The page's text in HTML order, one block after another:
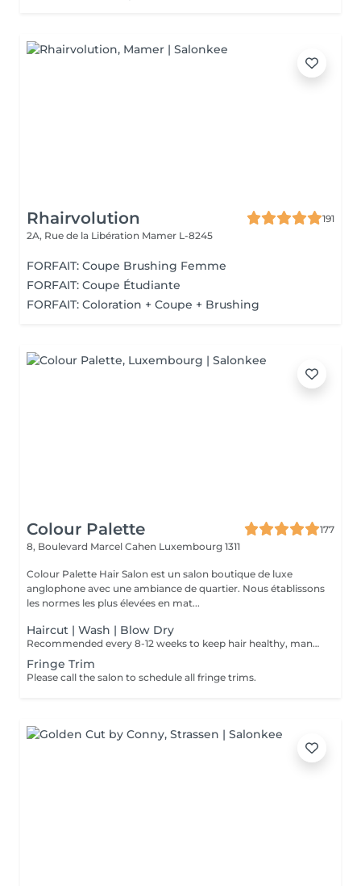
Rhairvolution
191
2A, Rue de la Libération Mamer L-8245
FORFAIT: Coupe Brushing Femme
FORFAIT: Coupe Étudiante
FORFAIT: Coloration + Coupe + Brushing
Colour Palette
177
8, Boulevard Marcel Cahen Luxembourg 1311
Colour Palette Hair Salon est un salon boutique de luxe
anglophone avec une ambiance de quartier. Nous établissons
les normes les plus élevées en mat...
Haircut | Wash | Blow Dry
Recommended every 8-12 weeks to keep hair healthy, manageable, and free of breakage.
Fringe Trim
Please call the salon to schedule all fringe trims.